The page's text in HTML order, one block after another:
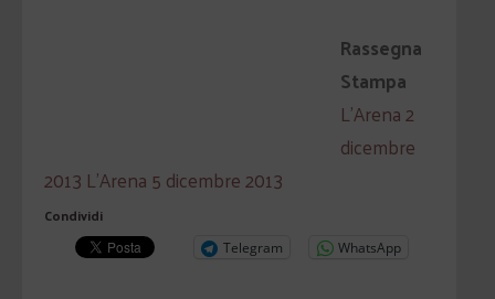
Rassegna
Stampa
L’Arena 2
dicembre
2013 L’Arena 5 dicembre 2013
Condividi
Telegram WhatsApp